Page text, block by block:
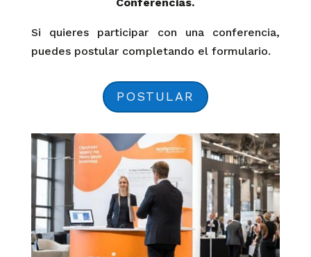
Si quieres participar con una conferencia,
puedes postular completando el formulario.
POSTULAR